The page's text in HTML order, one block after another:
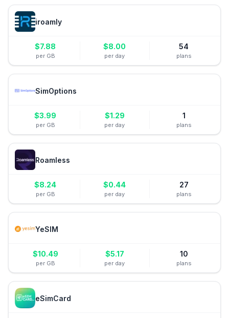
iroamly
$7.88
per GB
$8.00
per day
54
plans
SimOptions
$3.99
per GB
$1.29
per day
1
plans
Roamless
$8.24
per GB
$0.44
per day
27
plans
YeSIM
$10.49
per GB
$5.17
per day
10
plans
eSimCard